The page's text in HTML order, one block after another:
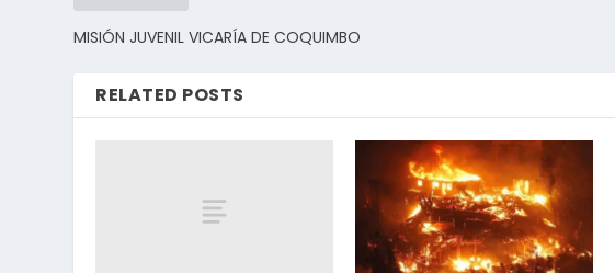
MISIÓN JUVENIL VICARÍA DE COQUIMBO
RELATED POSTS